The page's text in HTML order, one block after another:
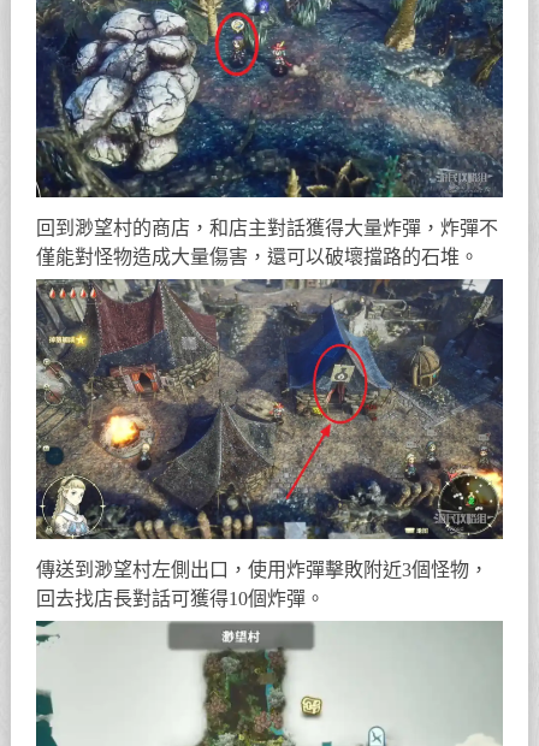
回到渺望村的商店，和店主對話獲得大量炸彈，炸彈不
僅能對怪物造成大量傷害，還可以破壞擋路的石堆。
傳送到渺望村左側出口，使用炸彈擊敗附近3個怪物，
回去找店長對話可獲得10個炸彈。